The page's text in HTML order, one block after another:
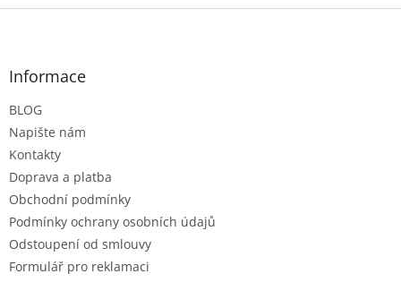
Z
Informace
BLOG
Napište nám
Kontakty
Doprava a platba
Obchodní podmínky
Podmínky ochrany osobních údajů
Odstoupení od smlouvy
Formulář pro reklamaci